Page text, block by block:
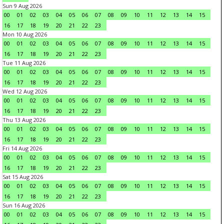
Sun 9 Aug 2026
00
01 02 03 04 05 06 07 08 09 10 11 12 13 14
15
16
17 18 19 20 21 22
23
Mon 10 Aug 2026
00
01 02 03 04 05 06 07 08 09 10 11 12 13 14
15
16
17 18 19 20 21 22
23
Tue 11 Aug 2026
00
01 02 03 04 05 06 07 08 09 10 11 12 13 14
15
16
17 18 19 20 21 22
23
Wed 12 Aug 2026
00
01 02 03 04 05 06 07 08 09 10 11 12 13 14
15
16
17 18 19 20 21 22
23
Thu 13 Aug 2026
00
01 02 03 04 05 06 07 08 09 10 11 12 13 14
15
16
17 18 19 20 21 22
23
Fri 14 Aug 2026
00
01 02 03 04 05 06 07 08 09 10 11 12 13 14
15
16
17 18 19 20 21 22
23
Sat 15 Aug 2026
00
01 02 03 04 05 06 07 08 09 10 11 12 13 14
15
16
17 18 19 20 21 22
23
Sun 16 Aug 2026
00
01 02 03 04 05 06 07 08 09 10 11 12 13 14
15